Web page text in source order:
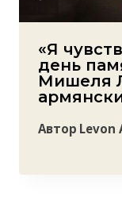
«Я
день
Мишеля
Автор Levon